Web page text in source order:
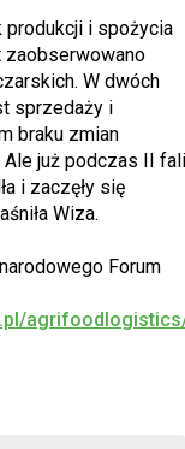
produkcji i spożycia
zaobserwowano
W dwóch
sprzedaży i
braku zmian
już podczas II fali
i zaczęły się
Wiza.
Forum